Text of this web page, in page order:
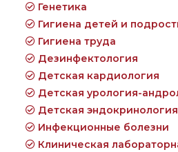
Генетика
Гигиена детей и
Гигиена труда
Дезинфектология
Детская кардиология
Детская урология-
Детская эндокринология
Инфекционные болезни
Клиническая